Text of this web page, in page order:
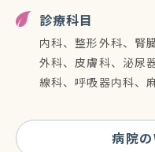
診療科目
内科、整形外科、腎
外科、皮膚科、泌尿
線科、呼吸器内科、
病院